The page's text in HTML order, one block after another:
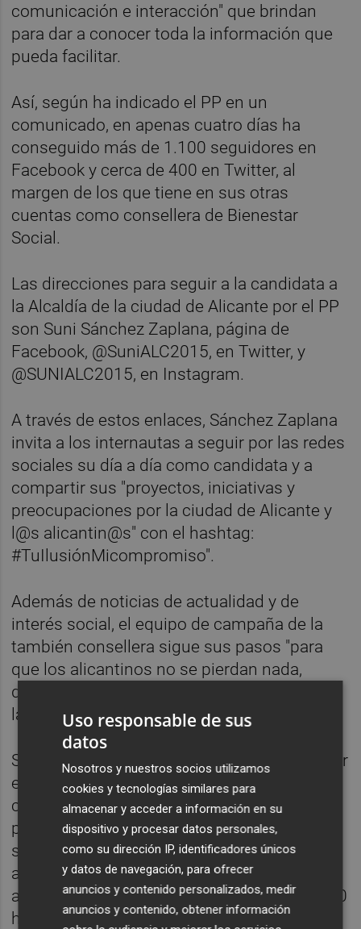
comunicación e interacción" que brindan
para dar a conocer toda la información que
pueda facilitar.
Así, según ha indicado el PP en un
comunicado, en apenas cuatro días ha
conseguido más de 1.100 seguidores en
Facebook y cerca de 400 en Twitter, al
margen de los que tiene en sus otras
cuentas como consellera de Bienestar
Social.
Las direcciones para seguir a la candidata a
la Alcaldía de la ciudad de Alicante por el PP
son Suni Sánchez Zaplana, página de
Facebook, @SuniALC2015, en Twitter, y
@SUNIALC2015, en Instagram.
A través de estos enlaces, Sánchez Zaplana
invita a los internautas a seguir por las redes
sociales su día a día como candidata y a
compartir sus "proyectos, iniciativas y
preocupaciones por la ciudad de Alicante y
l@s alicantin@s" con el hashtag:
#TuIlusiónMicompromiso".
Además de noticias de actualidad y de
interés social, el equipo de campaña de la
también consellera sigue sus pasos "para
que los alicantinos no se pierdan nada,
desde ahora hasta el 24 de mayo". días de
las elecciones municipales.
Sánchez Zaplana ha dado también a conocer
el anuncio de su presentación como
candidata a la Alcaldía, que tendrá lugar el
próximo viernes, por medio de las redes
sociales. Desde allí, invita a todos los
alicantinos a asistir al acto, que será abierto
a la ciudadanía y que tendrá lugar a las 19.00
horas en el Auditorio de la Diputación de
Uso responsable de sus
datos
Nosotros y nuestros socios utilizamos
cookies y tecnologías similares para
almacenar y acceder a información en su
dispositivo y procesar datos personales,
como su dirección IP, identificadores únicos
y datos de navegación, para ofrecer
anuncios y contenido personalizados, medir
anuncios y contenido, obtener información